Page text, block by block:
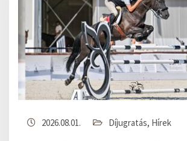
2026.08.01. Díjugratás, Hírek